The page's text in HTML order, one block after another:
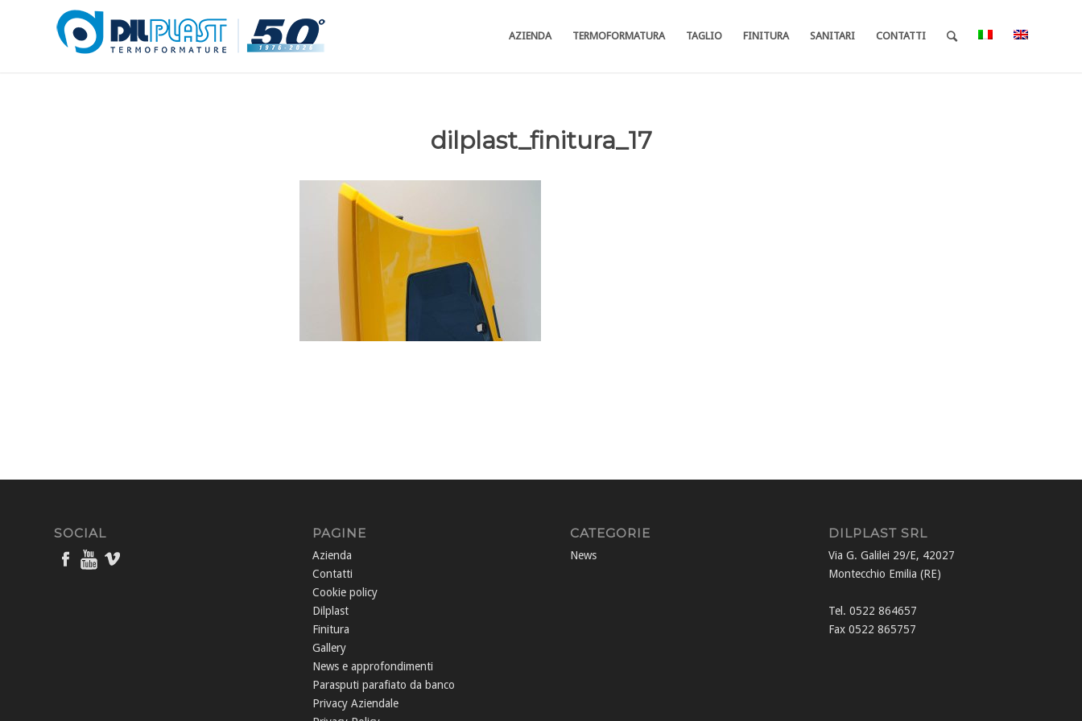
AZIENDA TERMOFORMATURA TAGLIO FINITURA SANITARI CONTATTI
dilplast_finitura_17
SOCIAL PAGINE
Azienda
Contatti
Cookie policy
Dilplast
Finitura
Gallery
News e approfondimenti
Parasputi parafiato da banco
Privacy Aziendale
CATEGORIE
News
DILPLAST SRL
Via G. Galilei 29/E, 42027
Montecchio Emilia (RE)
Tel. 0522 864657
Fax 0522 865757